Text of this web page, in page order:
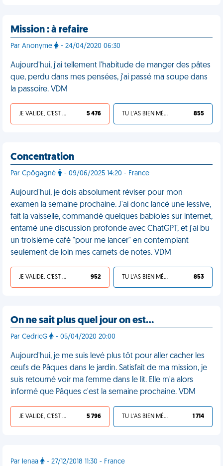
Mission : à refaire
Par Anonyme - 24/04/2020 06:30
Aujourd'hui, j'ai tellement l'habitude de manger des pâtes
que, perdu dans mes pensées, j'ai passé ma soupe dans
la passoire. VDM
JE VALIDE, C'EST UNE VDM 5 476 TU L'AS BIEN MÉRITÉ 855
Concentration
Par Cpôgagné - 09/06/2025 14:20 - France
Aujourd'hui, je dois absolument réviser pour mon
examen la semaine prochaine. J'ai donc lancé une lessive,
fait la vaisselle, commandé quelques babioles sur internet,
entamé une discussion profonde avec ChatGPT, et j'ai bu
un troisième café "pour me lancer" en contemplant
seulement de loin mes carnets de notes. VDM
JE VALIDE, C'EST UNE VDM 952 TU L'AS BIEN MÉRITÉ 853
On ne sait plus quel jour on est…
Par CedricG - 05/04/2020 20:00
Aujourd'hui, je me suis levé plus tôt pour aller cacher les
œufs de Pâques dans le jardin. Satisfait de ma mission, je
suis retourné voir ma femme dans le lit. Elle m'a alors
informé que Pâques c'est la semaine prochaine. VDM
JE VALIDE, C'EST UNE VDM 5 796 TU L'AS BIEN MÉRITÉ 1 714
Par lenaa - 27/12/2018 11:30 - France